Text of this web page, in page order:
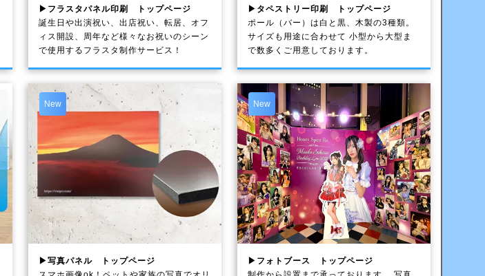
▶フラスタパネル印刷 トップページ
誕生日や出演祝い、出店祝い、転居、オフ
ィス開設、周年など様々なお祝いのシーン
で使用するフラスタ制作サービス！
▶タペストリー印刷 トップページ
ポール（バー）は白と黒、木製の3種類。
サイズも用途に合わせて 小型から大型ま
で数多くご用意しております。
New
▶写真パネル トップページ
New
▶フォトブース トップページ